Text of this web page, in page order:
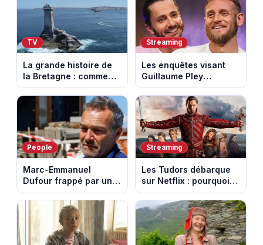
TV
La grande histoire de
la Bretagne : comment
les Bretons ont
défendu leur culture
au fil des décennies
Streaming
Les enquêtes visant
Guillaume Pley
poussent Ragnar Le
Breton à quitter la
tournée Legend
People
Marc-Emmanuel
Dufour frappé par un
terrible incendie : son
chalet part en fumée
Streaming
Les Tudors débarque
sur Netflix : pourquoi la
série n’a rien perdu de
son pouvoir